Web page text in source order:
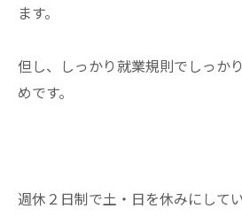
ます。
但し、しっかり就業規則でしっか
めです。
週休２日制で土・日を休みにして